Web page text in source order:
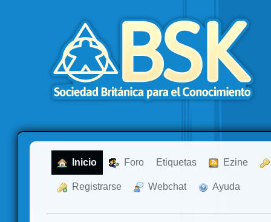
Inicio Foro Etiquetas Ezine
Registrarse Webchat Ayuda